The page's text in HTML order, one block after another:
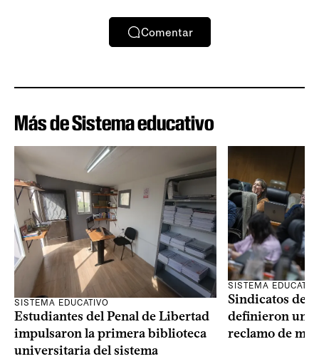
Comentar
Más de Sistema educativo
SISTEMA EDUCATIVO
Estudiantes del Penal de Libertad
impulsaron la primera biblioteca
universitaria del sistema
SISTEMA
Sindicatos de
definieron un
reclamo de